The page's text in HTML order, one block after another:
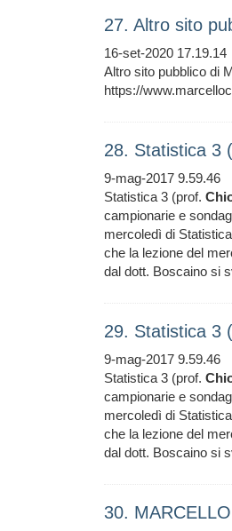
27. Altro sito
16-set-2020 17.19.14
Altro sito pubblico di
https://
28. Statistica 3
9-mag-2017 9.59.46
Statistica 3 (prof.
campionarie e
mercoledì di
che la lezione del
dal dott. Boscaino si
29. Statistica 3
9-mag-2017 9.59.46
Statistica 3 (prof.
campionarie e
mercoledì di
che la lezione del
dal dott. Boscaino si
30.